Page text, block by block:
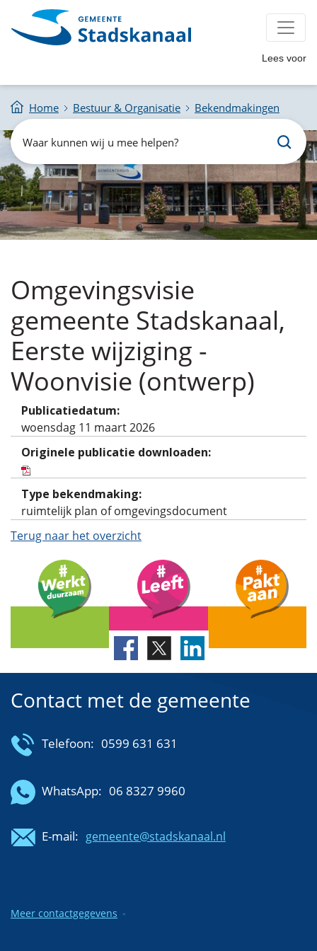
Lees voor
Home Bestuur & Organisatie Bekendmakingen
Zoeken
Waar
kunnen
wij
u
mee
helpen?
Omgevingsvisie
gemeente Stadskanaal,
Eerste wijziging -
Woonvisie (ontwerp)
Publicatiedatum:
woensdag 11 maart 2026
Originele publicatie downloaden:
Type bekendmaking:
ruimtelijk plan of omgevingsdocument
Terug naar het overzicht
Contact met de gemeente
Telefoon: 0599 631 631
WhatsApp: 06 8327 9960
E-mail: gemeente@stadskanaal.nl
Meer contactgegevens